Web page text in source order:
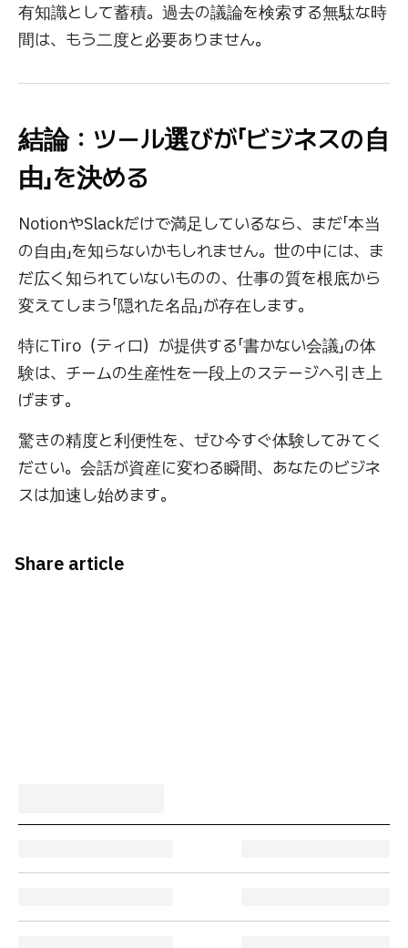
有知識として蓄積。過去の議論を検索する無駄な時
間は、もう二度と必要ありません。
結論：ツール選びが「ビジネスの自
由」を決める
NotionやSlackだけで満足しているなら、まだ「本当
の自由」を知らないかもしれません。世の中には、ま
だ広く知られていないものの、仕事の質を根底から
変えてしまう「隠れた名品」が存在します。
特にTiro（ティロ）が提供する「書かない会議」の体
験は、チームの生産性を一段上のステージへ引き上
げます。
驚きの精度と利便性を、ぜひ今すぐ体験してみてく
ださい。会話が資産に変わる瞬間、あなたのビジネ
スは加速し始めます。
Share article